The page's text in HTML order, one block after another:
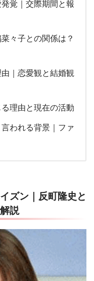
覚｜交際期間と報
々子との関係は？
｜恋愛観と結婚観
理由と現在の活動
われる背景｜ファ
ズン｜反町隆史と
説